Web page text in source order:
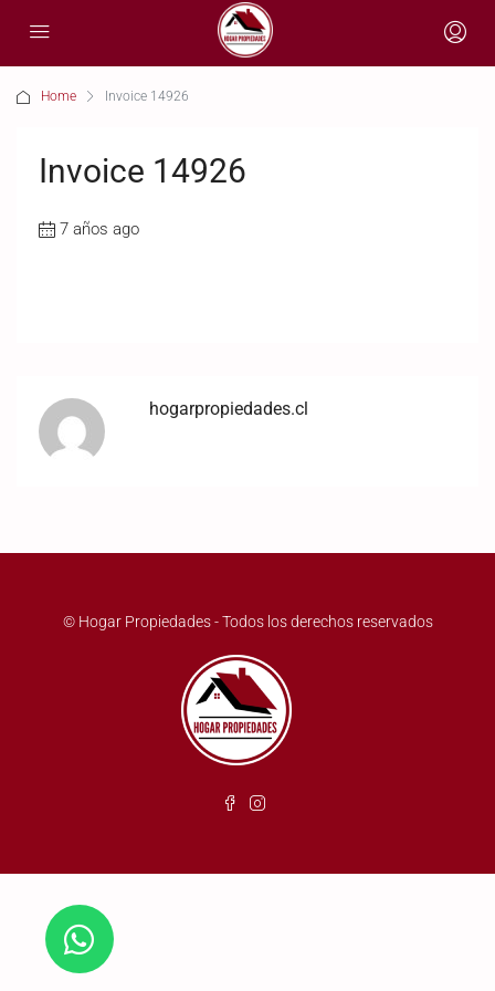
Home Invoice 14926
Invoice 14926
7 años ago
hogarpropiedades.cl
© Hogar Propiedades - Todos los derechos reservados